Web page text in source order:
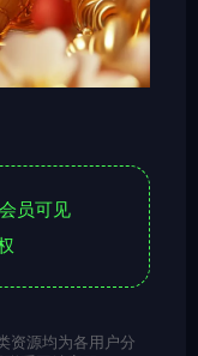
员可见
资源均为各用户分